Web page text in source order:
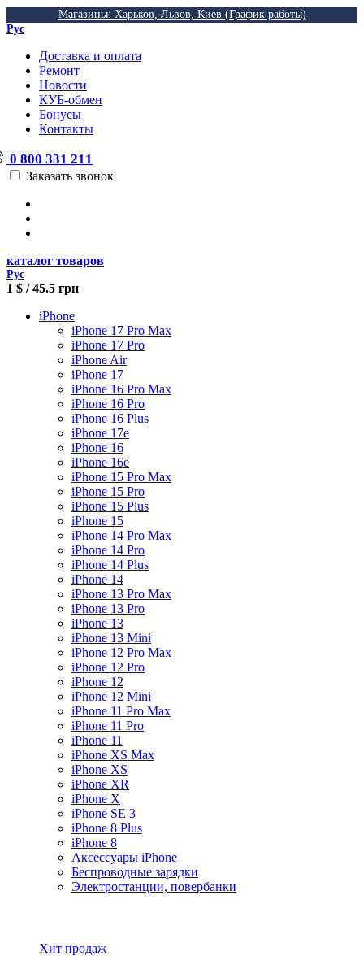
Магазины: Харьков, Львов, Киев (График работы)
Рус
Доставка и оплата
Ремонт
Новости
КУБ-обмен
Бонусы
Контакты
0 800 331 211
Заказать звонок
каталог товаров
Рус
1 $ / 45.5 грн
iPhone
iPhone 17 Pro Max
iPhone 17 Pro
iPhone Air
iPhone 17
iPhone 16 Pro Max
iPhone 16 Pro
iPhone 16 Plus
iPhone 17e
iPhone 16
iPhone 16e
iPhone 15 Pro Max
iPhone 15 Pro
iPhone 15 Plus
iPhone 15
iPhone 14 Pro Max
iPhone 14 Pro
iPhone 14 Plus
iPhone 14
iPhone 13 Pro Max
iPhone 13 Pro
iPhone 13
iPhone 13 Mini
iPhone 12 Pro Max
iPhone 12 Pro
iPhone 12
iPhone 12 Mini
iPhone 11 Pro Max
iPhone 11 Pro
iPhone 11
iPhone XS Max
iPhone XS
iPhone XR
iPhone X
iPhone SE 3
iPhone 8 Plus
iPhone 8
Аксессуары iPhone
Беспроводные зарядки
Электростанции, повербанки
Хит продаж